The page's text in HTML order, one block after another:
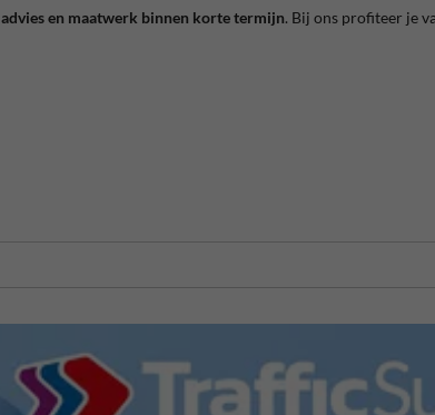
advies en maatwerk binnen korte termijn. Bij ons profiteer je